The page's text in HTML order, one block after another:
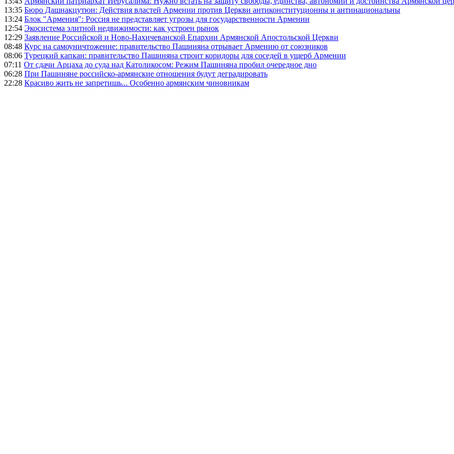
13:35 Бюро Дашнакцутюн: Действия властей Армении против Церкви антиконституционны и антинациональны
13:24 Блок "Армения": Россия не представляет угрозы для государственности Армении
12:54 Экосистема элитной недвижимости: как устроен рынок
12:29 Заявление Российской и Ново-Нахичеванской Епархии Армянской Апостольской Церкви
08:48 Курс на самоуничтожение: правительство Пашиняна отрывает Армению от союзников
08:06 Турецкий капкан: правительство Пашиняна строит коридоры для соседей в ущерб Армении
07:11 От сдачи Арцаха до суда над Католикосом: Режим Пашиняна пробил очередное дно
06:28 При Пашиняне российско-армянские отношения будут деградировать
22:28 Красиво жить не запретишь... Особенно армянским чиновникам